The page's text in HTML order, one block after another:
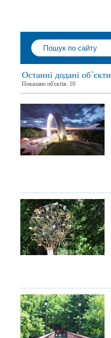
Останні додані об`єкти
Показано об'єктів: 10